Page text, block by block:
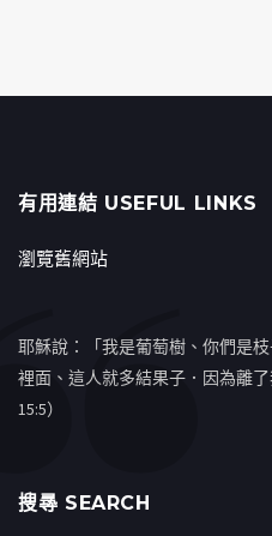
有用連結 USEFUL LINKS
瀏覽舊網站
耶穌說：「我是葡萄樹、你們是
裡面、這人就多結果子．因為離
15:5）
搜㝷 SEARCH